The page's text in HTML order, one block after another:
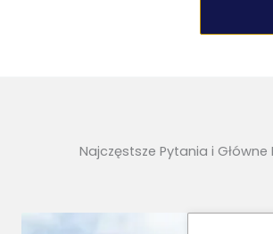
Najczęstsze Pytania i Główne